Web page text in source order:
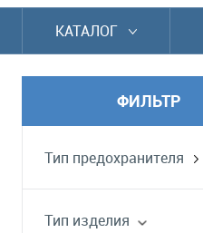
КАТАЛОГ
ФИЛЬТР
Тип предохранителя
Тип изделия